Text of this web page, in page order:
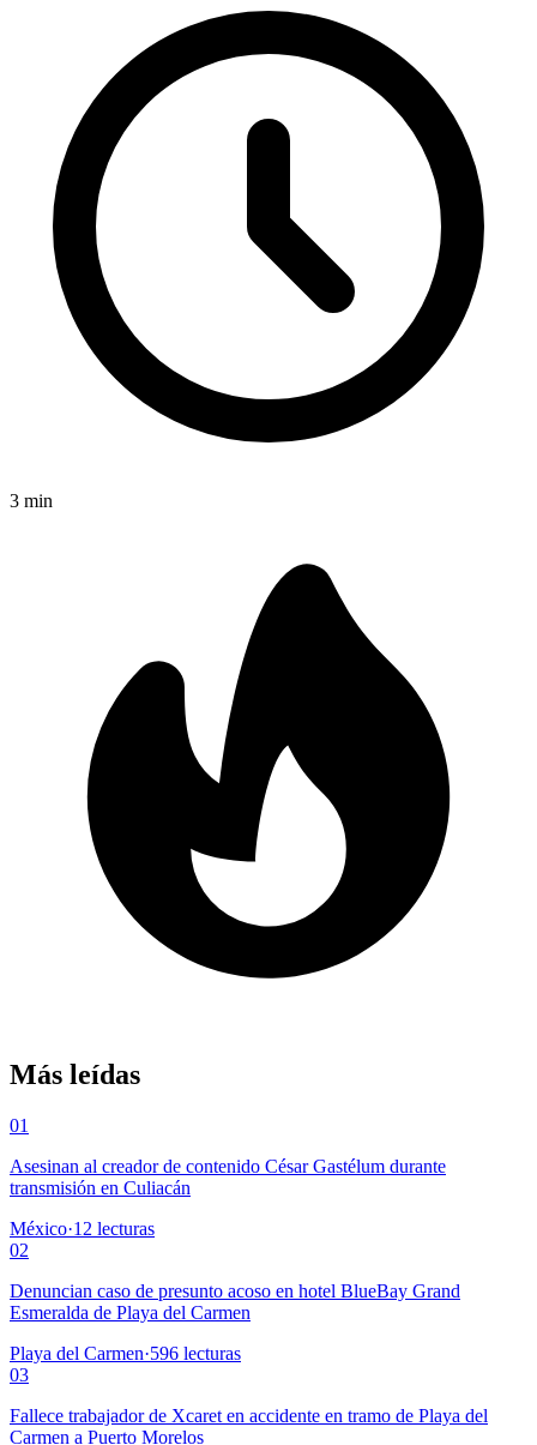
3 min
Más leídas
01
Asesinan al creador de contenido César Gastélum durante
transmisión en Culiacán
México·12 lecturas
02
Denuncian caso de presunto acoso en hotel BlueBay Grand
Esmeralda de Playa del Carmen
Playa del Carmen·596 lecturas
03
Fallece trabajador de Xcaret en accidente en tramo de Playa del
Carmen a Puerto Morelos